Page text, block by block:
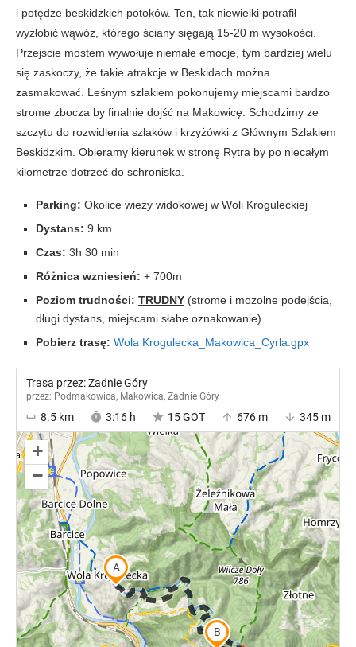
i potędze beskidzkich potoków. Ten, tak niewielki potrafił
wyżłobić wąwóz, którego ściany sięgają 15-20 m wysokości.
Przejście mostem wywołuje niemałe emocje, tym bardziej wielu
się zaskoczy, że takie atrakcje w Beskidach można
zasmakować. Leśnym szlakiem pokonujemy miejscami bardzo
strome zbocza by finalnie dojść na Makowicę. Schodzimy ze
szczytu do rozwidlenia szlaków i krzyżówki z Głównym Szlakiem
Beskidzkim. Obieramy kierunek w stronę Rytra by po niecałym
kilometrze dotrzeć do schroniska.
Parking: Okolice wieży widokowej w Woli Kroguleckiej
Dystans: 9 km
Czas: 3h 30 min
Różnica wzniesień: + 700m
Poziom trudności: TRUDNY (strome i mozolne podejścia,
długi dystans, miejscami słabe oznakowanie)
Pobierz trasę: Wola Krogulecka_Makowica_Cyrla.gpx